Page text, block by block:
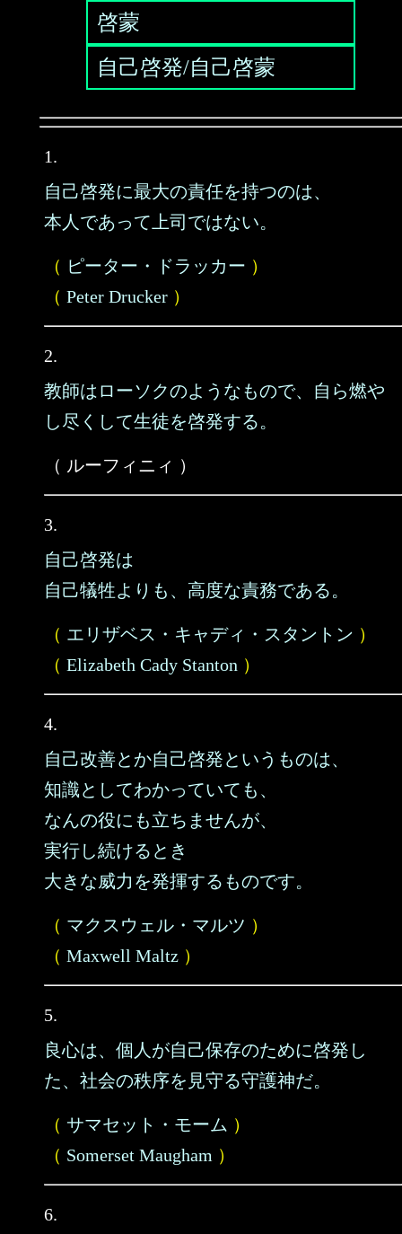
啓蒙
自己啓発/自己啓蒙
1.
自己啓発に最大の責任を持つのは、
本人であって上司ではない。
（ ピーター・ドラッカー ）
（ Peter Drucker ）
2.
教師はローソクのようなもので、自ら燃や
し尽くして生徒を啓発する。
（ ルーフィニィ ）
3.
自己啓発は
自己犠牲よりも、高度な責務である。
（ エリザベス・キャディ・スタントン ）
（ Elizabeth Cady Stanton ）
4.
自己改善とか自己啓発というものは、
知識としてわかっていても、
なんの役にも立ちませんが、
実行し続けるとき
大きな威力を発揮するものです。
（ マクスウェル・マルツ ）
（ Maxwell Maltz ）
5.
良心は、個人が自己保存のために啓発し
た、社会の秩序を見守る守護神だ。
（ サマセット・モーム ）
（ Somerset Maugham ）
6.